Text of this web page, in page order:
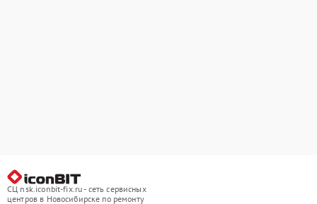
СЦ nsk.iconbit-fix.ru - сеть сервисных
центров в Новосибирске по ремонту